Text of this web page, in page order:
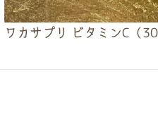
ワカサプリ ビタミンC（